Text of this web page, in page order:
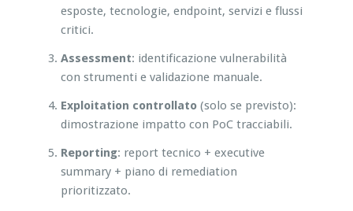
esposte, tecnologie, endpoint, servizi e flussi
critici.
Assessment: identificazione vulnerabilità
con strumenti e validazione manuale.
Exploitation controllato(solo se previsto):
dimostrazione impatto con PoC tracciabili.
Reporting: report tecnico + executive
summary + piano di remediation
prioritizzato.